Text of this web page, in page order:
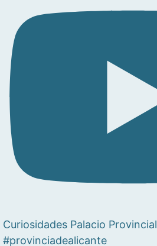
Curiosidades Palacio Provincial
#provinciadealicante